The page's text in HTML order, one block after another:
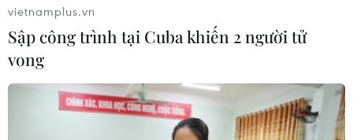
vietnamplus.vn
Sập công trình tại Cuba khiến 2 người tử
vong